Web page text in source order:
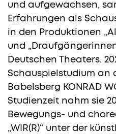
und aufgewachsen,
Erfahrungen als
in den Produktionen
und
Deutschen Theaters.
Schauspielstudium an
Babelsberg KONRAD
Studienzeit nahm sie
Bewegungs- und
„WIR(R)“ unter der